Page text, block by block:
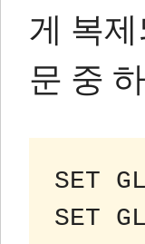
게 복
문 중
SET